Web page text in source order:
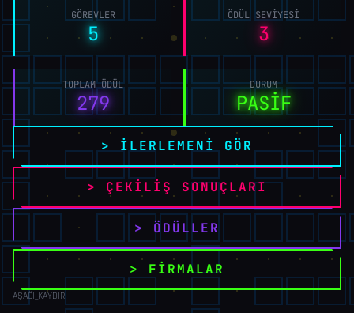
GÖREVLER
5
ÖDÜL SEVIYESI
3
TOPLAM ÖDÜL
279
DURUM
PASİF
> İLERLEMENİ GÖR
> ÇEKİLİŞ SONUÇLARI
> ÖDÜLLER
> FİRMALAR
AŞAĞI_KAYDIR